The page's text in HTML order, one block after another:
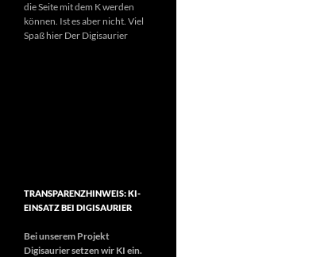
die Seite mit dem K werden
können. Ist es aber nicht. Viel
Spaß hier Der Digisaurier
TRANSPARENZHINWEIS: KI-
EINSATZ BEI DIGISAURIER
Bei unserem Projekt
Digisaurier setzen wir KI ein.